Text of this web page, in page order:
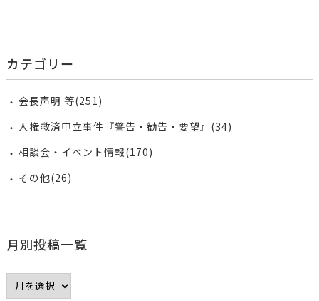
カテゴリー
会長声明 等(251)
人権救済申立事件『警告・勧告・要望』(34)
相談会・イベント情報(170)
その他(26)
月別投稿一覧